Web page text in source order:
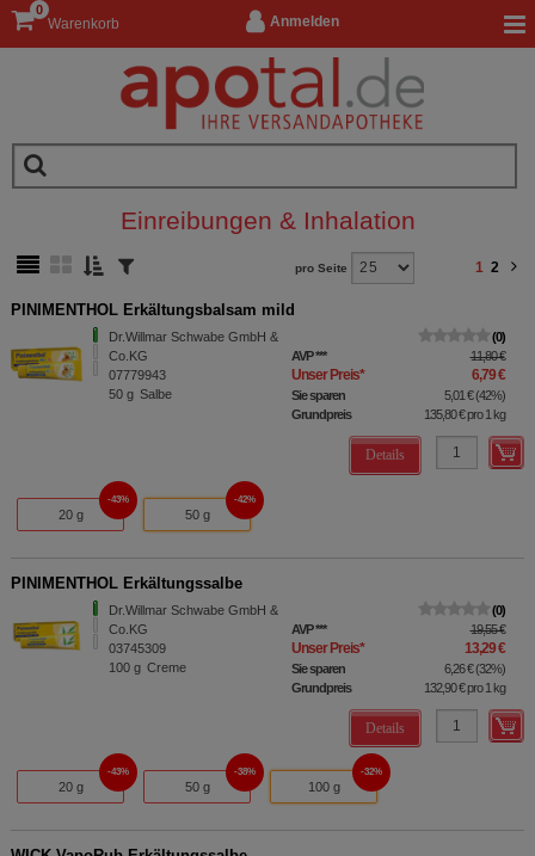
Anmelden
Warenkorb
0
Einreibungen & Inhalation
pro Seite 1 2
PINIMENTHOL Erkältungsbalsam mild
Dr.Willmar Schwabe GmbH &
Co.KG
07779943
50 g Salbe
0
AVP*** 11,80 €
Unser Preis* 6,79 €
Sie sparen 5,01 €(42%)
Grundpreis
135,80 €pro 1 kg
Details
20 g
43%
50 g
42%
PINIMENTHOL Erkältungssalbe
Dr.Willmar Schwabe GmbH &
Co.KG
03745309
100 g Creme
0
AVP*** 19,55 €
Unser Preis* 13,29 €
Sie sparen 6,26 €(32%)
Grundpreis
132,90 €pro 1 kg
Details
20 g
43%
50 g
38%
100 g
32%